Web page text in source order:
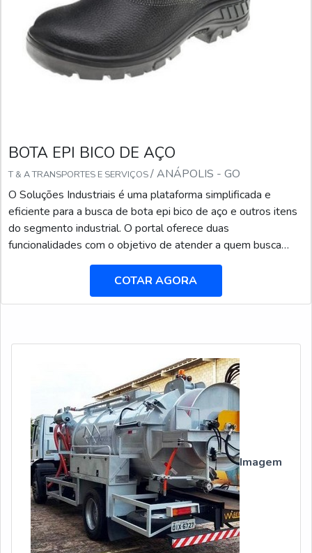
BOTA EPI BICO DE AÇO
T & A TRANSPORTES E SERVIÇOS/ ANÁPOLIS - GO
O Soluções Industriais é uma plataforma simplificada e
eficiente para a busca de bota epi bico de aço e outros itens
do segmento industrial. O portal oferece duas
funcionalidades com o objetivo de atender a quem busca
produtos e serviços dentro do segmento industrial ou
empresas com interesse na divulgação de seus produtos e
serviços de forma centralizada e ágil.A plataforma oferece
COTAR AGORA
Imagem